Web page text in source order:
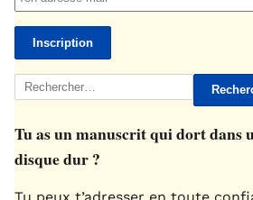
Rechercher :
Tu as un manuscrit qui dort dans
disque dur ?